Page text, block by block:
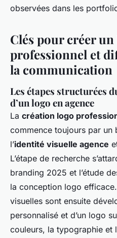
observées dans les
Clés pour créer
professionnel et
la communication
Les étapes structurées
d’un logo en agence
La création logo
commence toujours par un
l’identité visuelle agence
L’étape de recherche
branding 2025 et l’étude
la conception logo
visuelles sont ensuite
personnalisé et d’un logo
couleurs, la typographie et